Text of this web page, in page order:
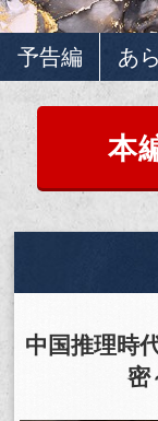
予告編 あ
本
中国推理時
密